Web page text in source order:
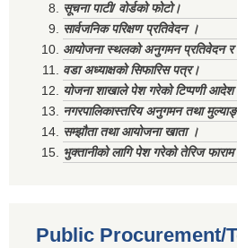
सूचना पाटी/ वोर्डको फोटो।
सार्वजनिक परिक्षण प्रतिवेदन ।
आयोजना स्थलको अनुगमन प्रतिवेदन र
वडा अध्याक्षको सिफारिस पत्र।
योजना शाखाले पेश गरेको टिप्पणी
नगरपालिकास्तरिय अनुगमन तथा
सम्झौता तथा आयोजना खाता ।
भुक्तानीको लागि पेश गरेको तेरिज
Public Procurement/